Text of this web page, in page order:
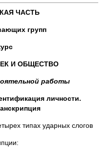
ЧАСТЬ
групп
И ОБЩЕСТВО
работы
личности.
типах ударных слогов